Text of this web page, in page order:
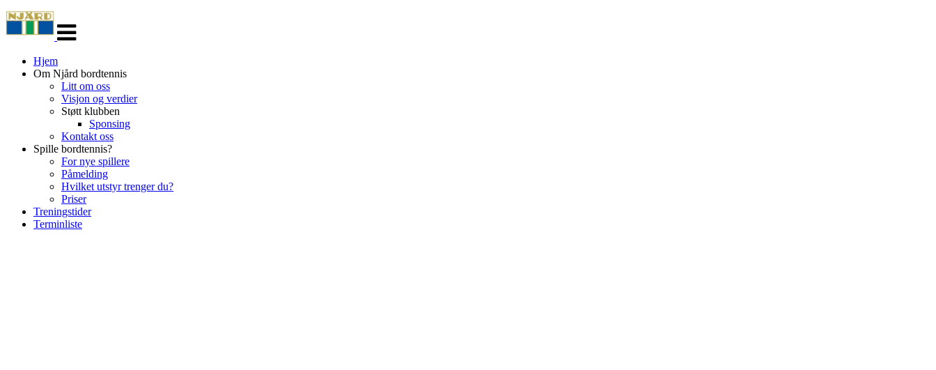
navigasjon
Hjem
Om Njård bordtennis
Litt om oss
Visjon og verdier
Støtt klubben
Sponsing
Kontakt oss
Spille bordtennis?
For nye spillere
Påmelding
Hvilket utstyr trenger du?
Priser
Treningstider
Terminliste